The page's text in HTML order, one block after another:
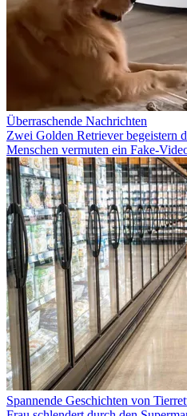
Überraschende Nachrichten
Zwei Golden Retriever begeistern
Menschen vermuten ein Fake-
Spannende Geschichten von